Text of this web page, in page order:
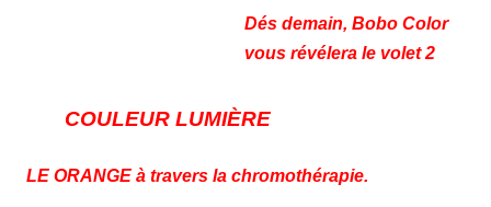
Dés demain, Bobo Color
vous révélera le volet 2
COULEUR LUMIÈRE
LE ORANGE à travers la chromothérapie.